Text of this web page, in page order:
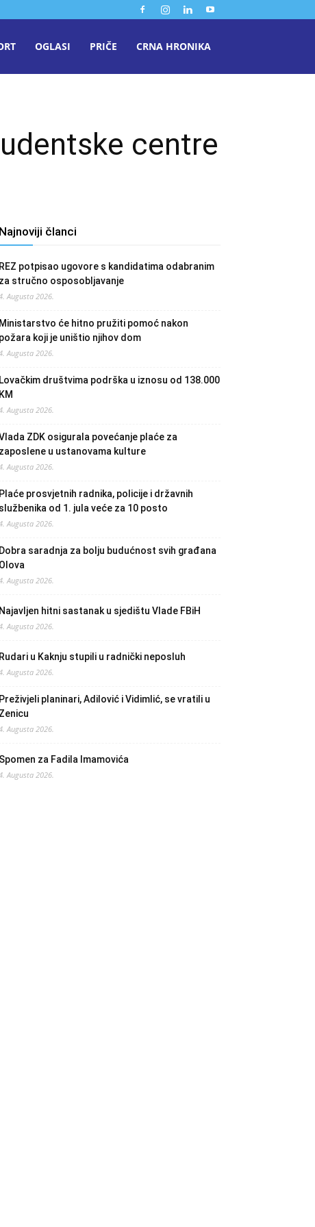
OGLASI PRIČE CRNA HRONIKA
centre
Najnoviji članci
REZ potpisao ugovore s kandidatima odabranim
za stručno osposobljavanje
Augusta 2026.
Ministarstvo će hitno pružiti pomoć nakon
požara koji je uništio njihov dom
Augusta 2026.
Lovačkim društvima podrška u iznosu od 138.000
KM
Augusta 2026.
ZDK osigurala povećanje plaće za
zaposlene u ustanovama kulture
Augusta 2026.
Plaće prosvjetnih radnika, policije i državnih
službenika od 1. jula veće za 10 posto
Augusta 2026.
Dobra saradnja za bolju budućnost svih građana
Olova
Augusta 2026.
Najavljen hitni sastanak u sjedištu Vlade FBiH
Augusta 2026.
Rudari u Kaknju stupili u radnički neposluh
Augusta 2026.
Preživjeli planinari, Adilović i Vidimlić, se vratili u
Zenicu
Augusta 2026.
Spomen za Fadila Imamovića
Augusta 2026.